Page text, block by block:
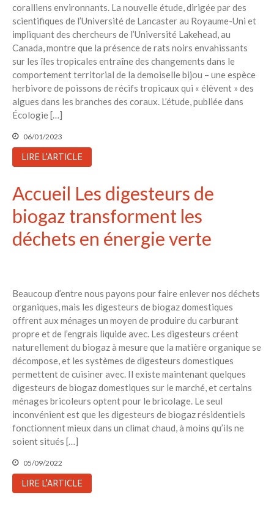
coralliens environnants. La nouvelle étude, dirigée par des
scientifiques de l’Université de Lancaster au Royaume-Uni et
impliquant des chercheurs de l’Université Lakehead, au
Canada, montre que la présence de rats noirs envahissants
sur les îles tropicales entraîne des changements dans le
comportement territorial de la demoiselle bijou – une espèce
herbivore de poissons de récifs tropicaux qui « élèvent » des
algues dans les branches des coraux. L’étude, publiée dans
Écologie […]
06/01/2023
LIRE L'ARTICLE
Accueil Les digesteurs de
biogaz transforment les
déchets en énergie verte
Beaucoup d’entre nous payons pour faire enlever nos déchets
organiques, mais les digesteurs de biogaz domestiques
offrent aux ménages un moyen de produire du carburant
propre et de l’engrais liquide avec. Les digesteurs créent
naturellement du biogaz à mesure que la matière organique se
décompose, et les systèmes de digesteurs domestiques
permettent de cuisiner avec. Il existe maintenant quelques
digesteurs de biogaz domestiques sur le marché, et certains
ménages bricoleurs optent pour le bricolage. Le seul
inconvénient est que les digesteurs de biogaz résidentiels
fonctionnent mieux dans un climat chaud, à moins qu’ils ne
soient situés […]
05/09/2022
LIRE L'ARTICLE